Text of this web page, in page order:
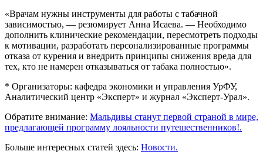
«Врачам нужны инструменты для работы с табачной
зависимостью, — резюмирует Анна Исаева. — Необходимо
дополнить клинические рекомендации, пересмотреть подходы
к мотивации, разработать персонализированные программы
отказа от курения и внедрить принципы снижения вреда для
тех, кто не намерен отказываться от табака полностью».
* Организаторы: кафедра экономики и управления УрФУ,
Аналитический центр «Эксперт» и журнал «Эксперт-Урал».
Обратите внимание: Мальдивы станут первой страной в мире,
предлагающей программу лояльности путешественников!.
Больше интересных статей здесь: Новости.